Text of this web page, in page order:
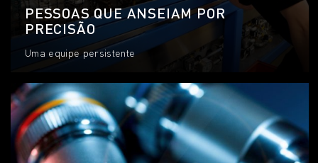
PESSOAS QUE ANSEIAM POR
PRECISÃO
Uma equipe persistente